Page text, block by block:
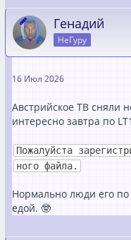
Генадий
НеГуру
16 Июл 2026
Австрийское ТВ сняли
интересно завтра по LT1
Пожалуйста
ного файла.
Нормально люди его
едой. 🤓